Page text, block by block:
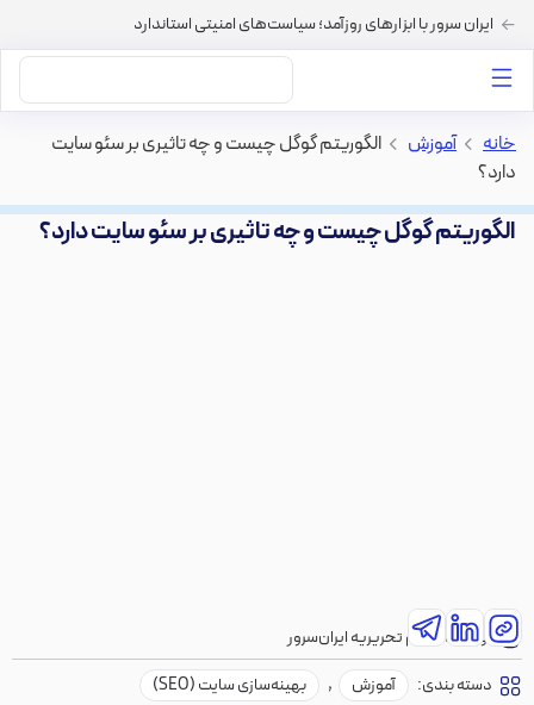
ایران سرور با ابزارهای روزآمد؛ سیاست‌های امنیتی استاندارد
خانه > آموزش > الگوریتم گوگل چیست و چه تاثیری بر سئو سایت
دارد؟
الگوریتم گوگل چیست و چه تاثیری بر سئو سایت دارد؟
نویسنده:تیم تحریریه ایران‌سرور
دسته بندی:
آموزش , بهینه‌سازی سایت (SEO)